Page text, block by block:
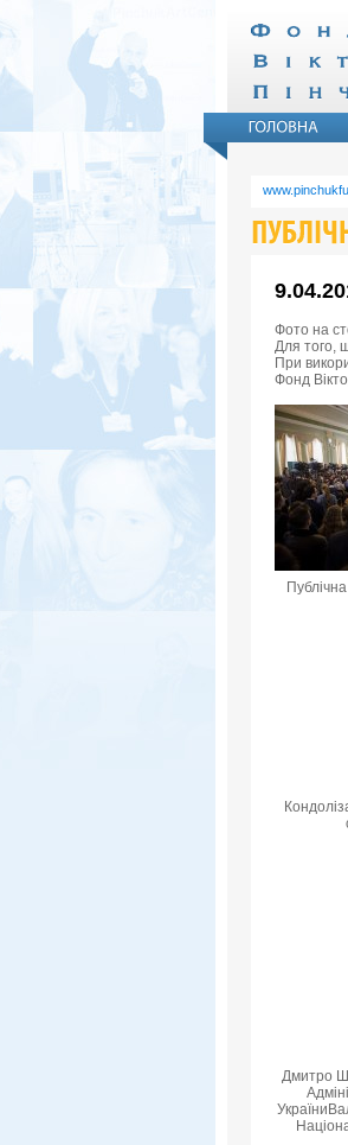
Фото на
Для того,
При
Фонд
Дмитро